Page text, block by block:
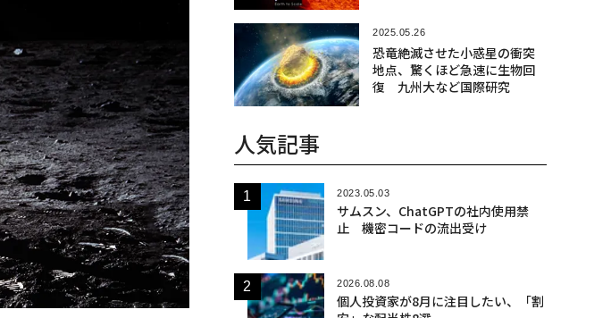
2025.05.26
恐竜絶滅させた小惑星の衝突
地点、驚くほど急速に生物回
復 九州大など国際研究
人気記事
2023.05.03
サムスン、ChatGPTの社内使用禁
止 機密コードの流出受け
2026.08.08
個人投資家が8月に注目したい、「割